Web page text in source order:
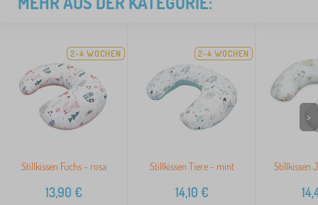
2-4 WOCHEN
Stillkissen Fuchs - rosa
13,90 €
2-4 WOCHEN
Stillkissen Tiere - mint
14,10 €
Stillkissen
>